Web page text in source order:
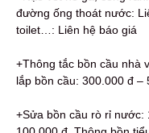
đường ống thoát nước:
toilet…: Liên hệ báo giá
+Thông tắc bồn cầu nhà
lắp bồn cầu: 300.000 đ –
+Sửa bồn cầu rò rỉ nước: